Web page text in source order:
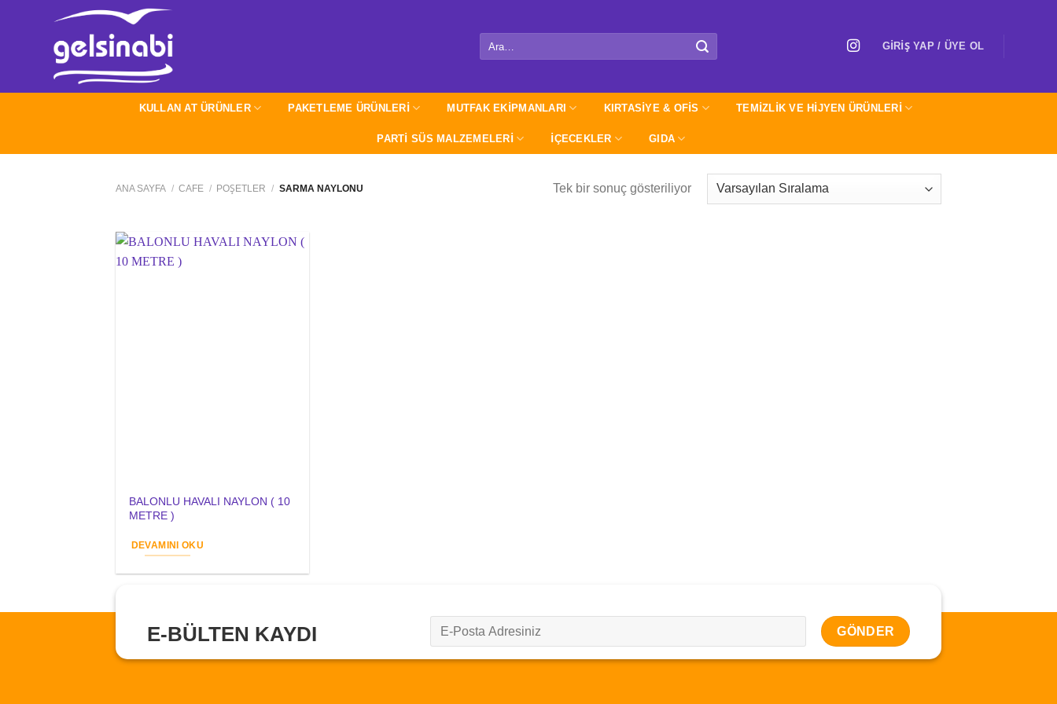
GIRIŞ YAP / ÜYE OL
KULLAN AT ÜRÜNLER PAKETLEME ÜRÜNLERİ MUTFAK EKİPMANLARI KIRTASİYE & OFİS TEMİZLİK VE HİJYEN ÜRÜNLERİ
PARTI SÜS MALZEMELERİ İÇECEKLER GIDA
ANA SAYFA / CAFE / POŞETLER / SARMA NAYLONU Tek bir sonuç gösteriliyor
BALONLU HAVALI NAYLON ( 10
METRE )
DEVAMINI OKU
E-BÜLTEN KAYDI